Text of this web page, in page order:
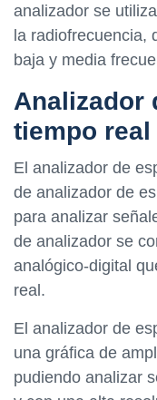
analizador se
la radiofrecuencia,
baja y media
Analizador
tiempo real
El analizador de
de analizador de
para analizar
de analizador se
analógico-digital
real.
El analizador de
una gráfica de
pudiendo analizar